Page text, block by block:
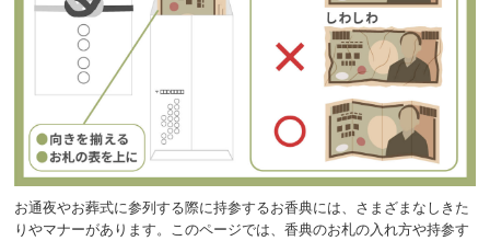
お通夜やお葬式に参列する際に持参するお香典には、さまざまなしきた
りやマナーがあります。このページでは、香典のお札の入れ方や持参す